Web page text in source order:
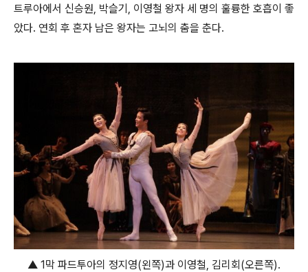
트루아에서 신승원, 박슬기, 이영철 왕자 세 명의 훌륭한 호흡이 좋
았다. 연회 후 혼자 남은 왕자는 고뇌의 춤을 춘다.
▲ 1막 파드투아의 정지영(왼쪽)과 이영철, 김리회(오른쪽).